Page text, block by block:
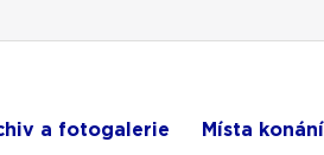
a fotogalerie Místa konání